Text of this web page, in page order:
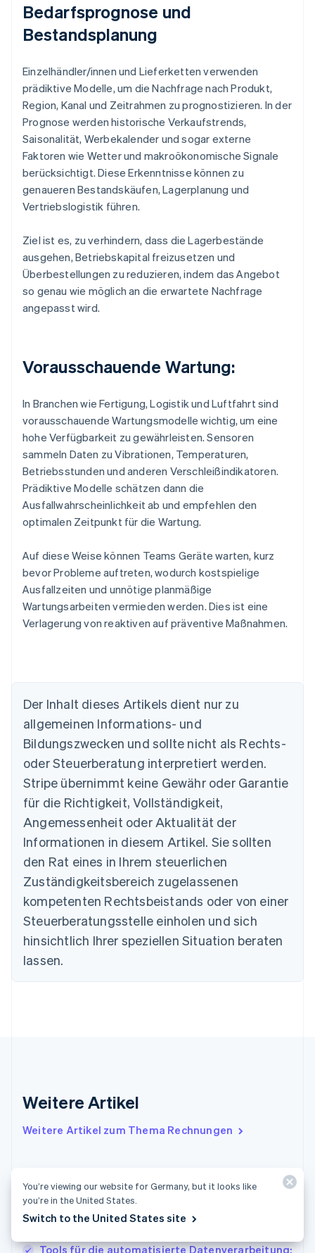
Bedarfsprognose und
Bestandsplanung
Einzelhändler/innen und Lieferketten verwenden
prädiktive Modelle, um die Nachfrage nach Produkt,
Region, Kanal und Zeitrahmen zu prognostizieren. In der
Prognose werden historische Verkaufstrends,
Saisonalität, Werbekalender und sogar externe
Faktoren wie Wetter und makroökonomische Signale
berücksichtigt. Diese Erkenntnisse können zu
genaueren Bestandskäufen, Lagerplanung und
Vertriebslogistik führen.
Ziel ist es, zu verhindern, dass die Lagerbestände
ausgehen, Betriebskapital freizusetzen und
Überbestellungen zu reduzieren, indem das Angebot
so genau wie möglich an die erwartete Nachfrage
angepasst wird.
Vorausschauende Wartung:
In Branchen wie Fertigung, Logistik und Luftfahrt sind
vorausschauende Wartungsmodelle wichtig, um eine
hohe Verfügbarkeit zu gewährleisten. Sensoren
sammeln Daten zu Vibrationen, Temperaturen,
Betriebsstunden und anderen Verschleißindikatoren.
Prädiktive Modelle schätzen dann die
Ausfallwahrscheinlichkeit ab und empfehlen den
optimalen Zeitpunkt für die Wartung.
Auf diese Weise können Teams Geräte warten, kurz
bevor Probleme auftreten, wodurch kostspielige
Ausfallzeiten und unnötige planmäßige
Wartungsarbeiten vermieden werden. Dies ist eine
Verlagerung von reaktiven auf präventive Maßnahmen.
Der Inhalt dieses Artikels dient nur zu
allgemeinen Informations- und
Bildungszwecken und sollte nicht als Rechts-
oder Steuerberatung interpretiert werden.
Stripe übernimmt keine Gewähr oder Garantie
für die Richtigkeit, Vollständigkeit,
Angemessenheit oder Aktualität der
Informationen in diesem Artikel. Sie sollten
den Rat eines in Ihrem steuerlichen
Zuständigkeitsbereich zugelassenen
kompetenten Rechtsbeistands oder von einer
Steuerberatungsstelle einholen und sich
hinsichtlich Ihrer speziellen Situation beraten
lassen.
Weitere Artikel
Weitere Artikel zum Thema Rechnungen
eine skalierbare Pipeline erstellt
IBANs in den Niederlanden: Was sie sind, wie Sie
Tools für die automatisierte Datenverarbeitung:
Australien
English
Belgien
Brasilien
PortuguêsEnglish
Bulgarien
English
Dänemark
English
DeutschEnglish
Estland
English
Festlandchina
简体中文English
Finnland
Frankreich
FrançaisEnglish
English
Italien
Italiano English
EnglishFrançais
Kroatien
Lettland
You’re viewing our website for Germany, but it looks like
you’re in the United States.
Switch to the United States site